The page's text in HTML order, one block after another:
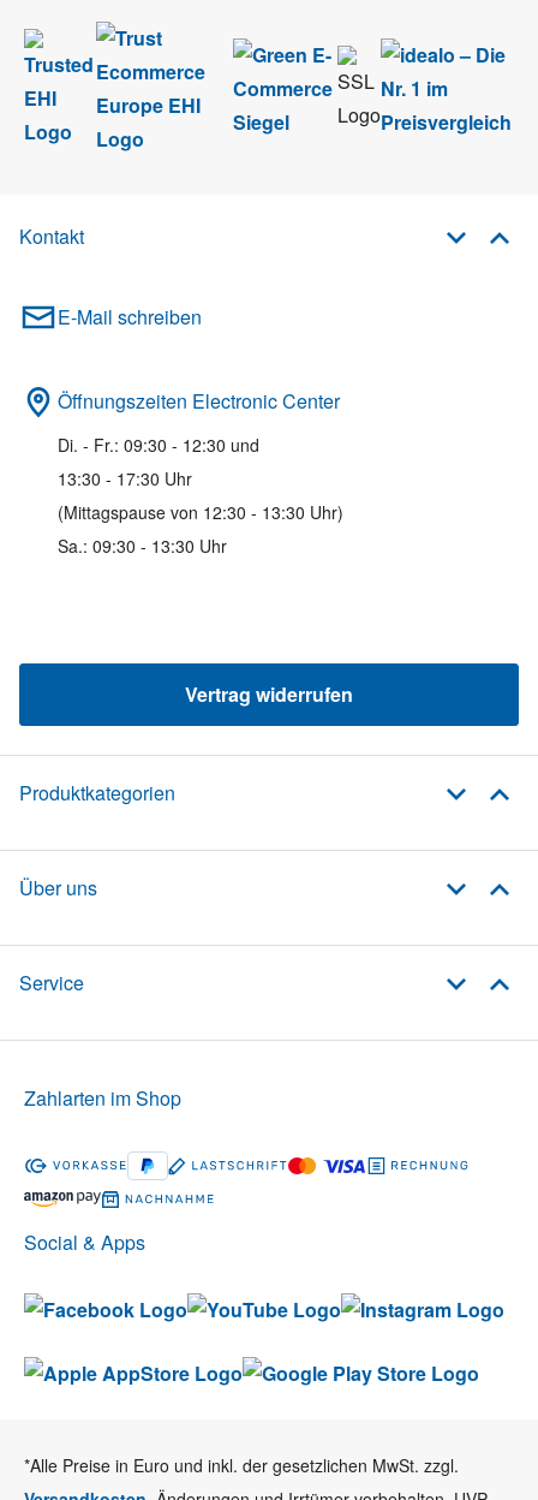
Kontakt
E-Mail schreiben
Öffnungszeiten Electronic Center
Di. - Fr.: 09:30 - 12:30 und
13:30 - 17:30 Uhr
(Mittagspause von 12:30 - 13:30 Uhr)
Sa.: 09:30 - 13:30 Uhr
Vertrag widerrufen
Produktkategorien
Über uns
Service
Social & Apps
Zahlarten im Shop
*Alle Preise in Euro und inkl. der gesetzlichen MwSt. zzgl.